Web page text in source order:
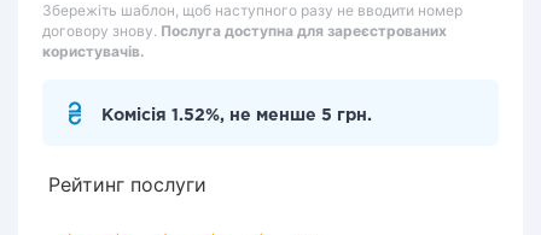
Збережіть шаблон, щоб наступного разу не вводити номер
договору знову. Послуга доступна для зареєстрованих
користувачів.
Комісія 1.52%, не менше 5 грн.
Рейтинг послуги